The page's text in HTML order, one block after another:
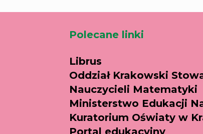
Polecane linki
Librus
Oddział Krakowski
Nauczycieli Matematyki
Ministerstwo Edukacji
Kuratorium Oświaty w
Portal edukacyjny